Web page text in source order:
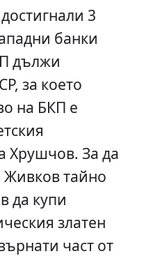
3
банки
дължи
за което
на БКП е
Хрушчов. За да
Живков тайно
да купи
златен
част от